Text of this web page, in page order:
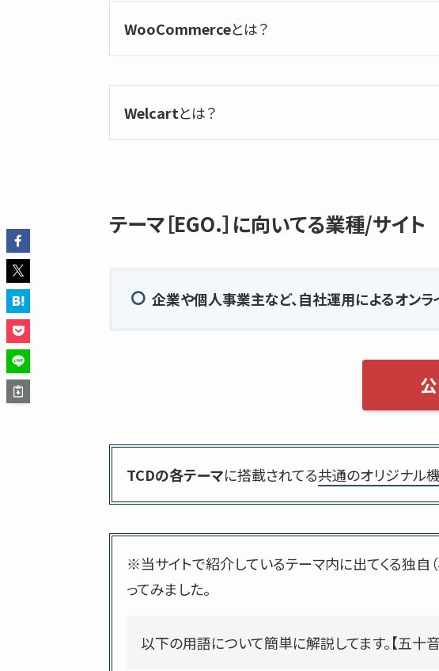
WooCommerceとは？
Welcartとは？
テーマ［EGO.］に向いてる業種/サイト
企業や個人事業主など、自社運用によるオンラ
TCDの各テーマに搭載されてる共通のオリジナル
※当サイトで紹介しているテーマ内に出てくる独自
ってみました。
以下の用語について簡単に解説してます。【五十音